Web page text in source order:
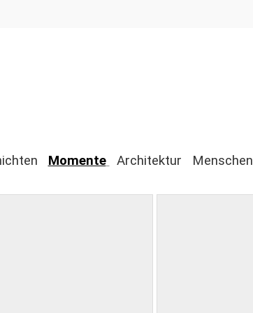
Momente Architektur Menschen